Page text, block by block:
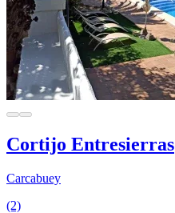
Cortijo Entresierras
Carcabuey
(2)